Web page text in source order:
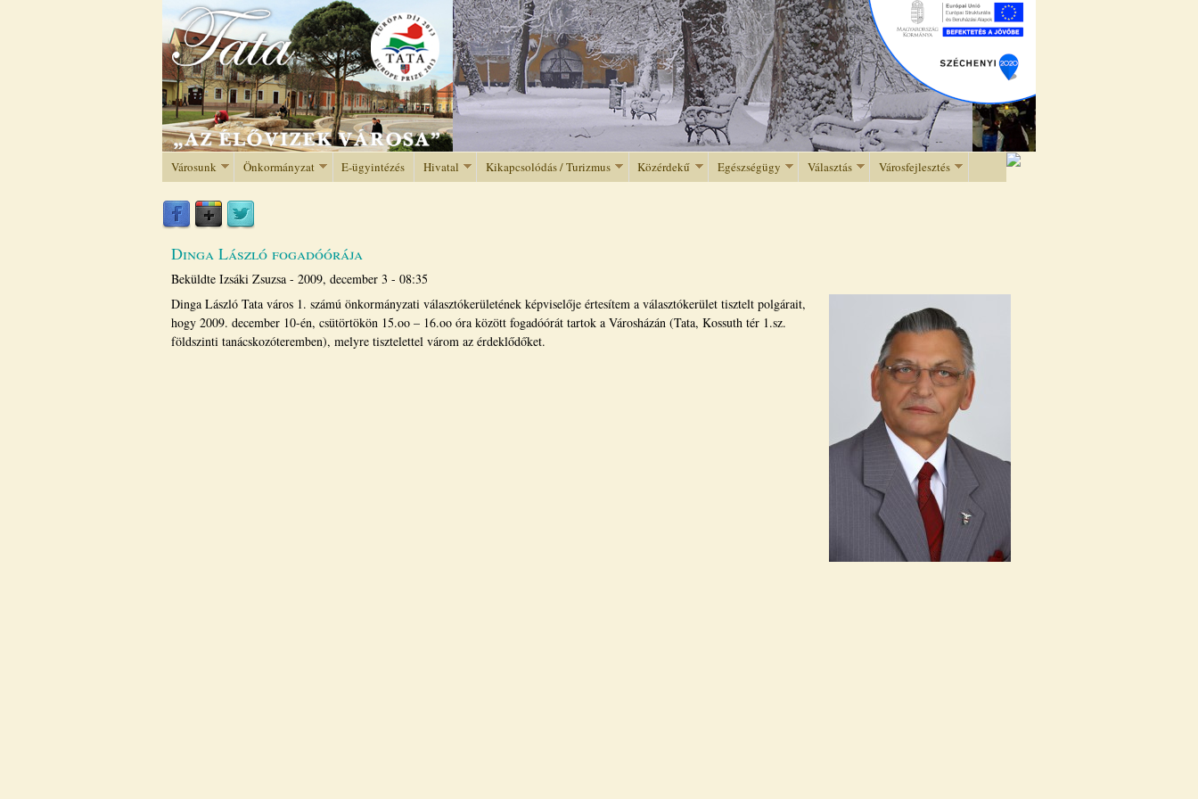
Jump to navigation
Városunk Önkormányzat E-ügyintézés Hivatal Kikapcsolódás / Turizmus Közérdekű Egészségügy Választás Városfejlesztés
Dinga László fogadóórája
Beküldte Izsáki Zsuzsa - 2009, december 3 - 08:35
Dinga László Tata város 1. számú önkormányzati választókerületének képviselője értesítem a választókerület tisztelt polgárait,
hogy 2009. december 10-én, csütörtökön 15.oo – 16.oo óra között fogadóórát tartok a Városházán (Tata, Kossuth tér 1.sz.
földszinti tanácskozóteremben), melyre tisztelettel várom az érdeklődőket.